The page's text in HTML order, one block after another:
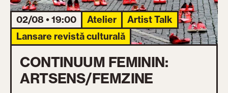
02/08 • 19:00 Atelier
Artist Talk
Lansare revistă culturală
CONTINUUM FEMININ:
ARTSENS/FEMZINE